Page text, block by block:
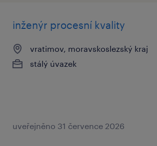
inženýr procesní kvality
vratimov, moravskoslezský kraj
stálý úvazek
uveřejněno 31 července 2026